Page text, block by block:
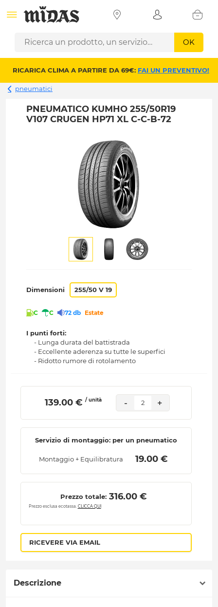
OK
RICARICA CLIMA A PARTIRE DA 69€: FAI UN PREVENTIVO!
pneumatici
PNEUMATICO KUMHO 255/50R19
V107 CRUGEN HP71 XL C-C-B-72
Dimensioni 255/50 V 19
C C 72 db Estate
I punti forti:
- Lunga durata del battistrada
- Eccellente aderenza su tutte le superfici
- Ridotto rumore di rotolamento
139.00 € / unità - 2 +
Servizio di montaggio: per un pneumatico
Montaggio + Equilibratura 19.00 €
Prezzo totale: 316.00 €
Prezzo esclusa ecotassa. CLICCA QUI
RICEVERE VIA EMAIL
Descrizione